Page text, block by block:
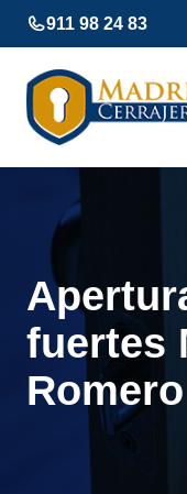
Saltar
al
contenido
911 98 24 83
fuertes
Romero